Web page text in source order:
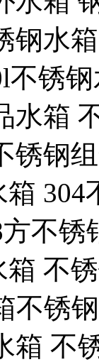
钢水
不锈
水箱
锈钢
304
不
不
不锈
箱 不